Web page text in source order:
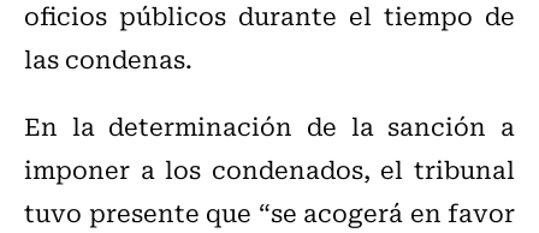
oficios públicos durante el tiempo de
las condenas.
En la determinación de la sanción a
imponer a los condenados, el tribunal
tuvo presente que “se acogerá en favor